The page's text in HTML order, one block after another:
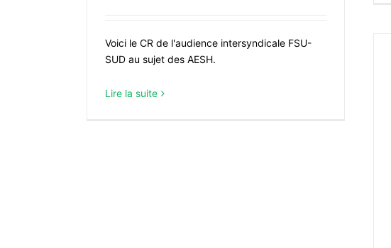
Voici le CR de l'audience intersyndicale FSU-
SUD au sujet des AESH.
Lire la suite